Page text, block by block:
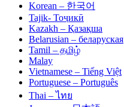
Korean – 한국어
Tajik- Тоҷикӣ
Kazakh – Қазақша
Belarusian – беларуская
Tamil – தமிழ்
Malay
Vietnamese – Tiếng Việt
Portuguese – Português
Thai – ไทย